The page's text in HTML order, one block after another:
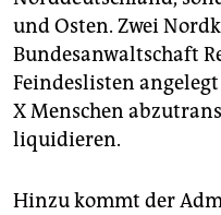
und Osten. Zwei
Bundesanwaltschaft
Feindeslisten
X Menschen
liquidieren.
Hinzu kommt der